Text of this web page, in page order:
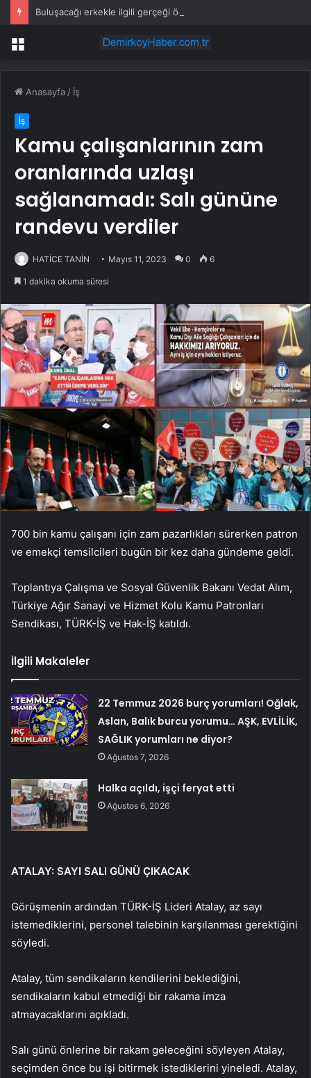
Menü
Anasayfa / İş
İş
Kamu çalışanlarının zam
oranlarında uzlaşı
sağlanamadı: Salı gününe
randevu verdiler
HATİCE TANİN Mayıs 11, 2023 0 6
1 dakika okuma süresi
700 bin kamu çalışanı için zam pazarlıkları sürerken patron
ve emekçi temsilcileri bugün bir kez daha gündeme geldi.
Toplantıya Çalışma ve Sosyal Güvenlik Bakanı Vedat Alım,
Türkiye Ağır Sanayi ve Hizmet Kolu Kamu Patronları
Sendikası, TÜRK-İŞ ve Hak-İŞ katıldı.
İlgili Makaleler
22 Temmuz 2026 burç yorumları! Oğlak,
Aslan, Balık burcu yorumu… AŞK, EVLİLİK,
SAĞLIK yorumları ne diyor?
Ağustos 7, 2026
Halka açıldı, işçi feryat etti
Ağustos 6, 2026
ATALAY: SAYI SALI GÜNÜ ÇIKACAK
Görüşmenin ardından TÜRK-İŞ Lideri Atalay, az sayı
istemediklerini, personel talebinin karşılanması gerektiğini
söyledi.
Atalay, tüm sendikaların kendilerini beklediğini,
sendikaların kabul etmediği bir rakama imza
atmayacaklarını açıkladı.
Salı günü önlerine bir rakam geleceğini söyleyen Atalay,
seçimden önce bu işi bitirmek istediklerini yineledi. Atalay,